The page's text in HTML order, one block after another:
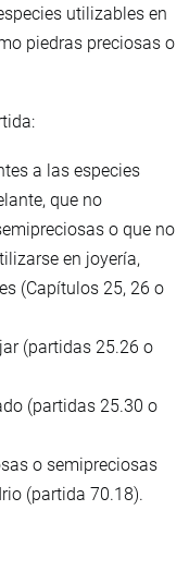
utilizables en
piedras preciosas o
a las especies
que no
o que no
en joyería,
(Capítulos 25, 26 o
(partidas 25.26 o
(partidas 25.30 o
o semipreciosas
(partida 70.18).